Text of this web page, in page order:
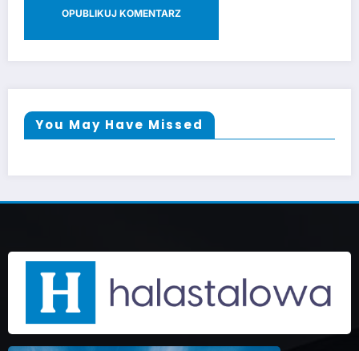
You May Have Missed